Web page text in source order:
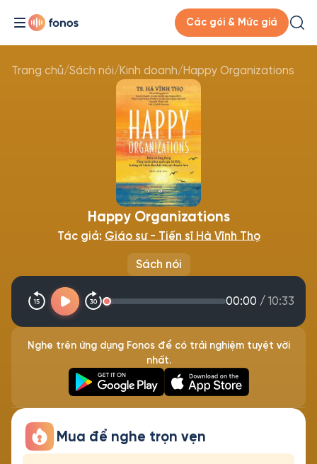
Các gói & Mức giá
Trang chủ/Sách nói/Kinh doanh/Happy Organizations
Sách nói
Happy Organizations
Tác giả: Giáo sư - Tiến sĩ Hà Vĩnh Thọ
00:00 / 10:33
Nghe trên ứng dụng Fonos để có trải nghiệm tuyệt vời
nhất.
Mua để nghe trọn vẹn